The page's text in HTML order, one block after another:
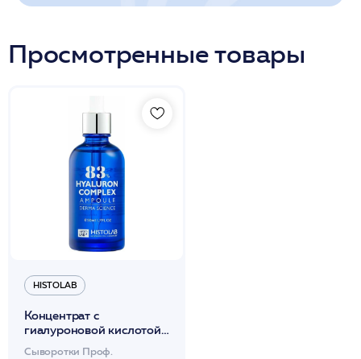
Просмотренные товары
HISTOLAB
Концентрат с
гиалуроновой кислотой
№83 увлажняющийй
Сыворотки Проф.